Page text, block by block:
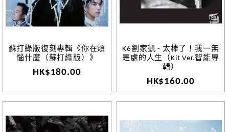
蘇打綠版復刻專輯《你在煩
惱什麼（蘇打綠版）》
HK$180.00
K6劉家凱 - 太棒了！我一無
是處的人生（Kit Ver.智能專
輯）
HK$160.00